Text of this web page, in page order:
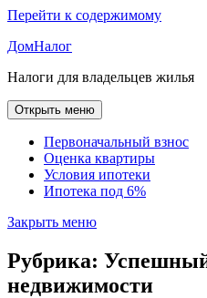
Перейти к содержимому
ДомНалог
Налоги для владельцев жилья
Открыть меню
Первоначальный взнос
Оценка квартиры
Условия ипотеки
Ипотека под 6%
Закрыть меню
Рубрика:
недвижимости